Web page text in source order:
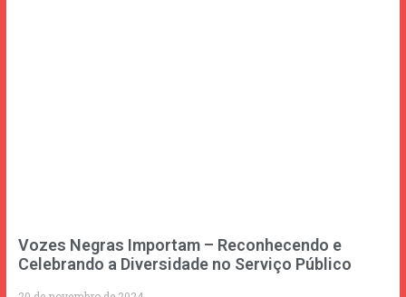
Vozes Negras Importam – Reconhecendo e
Celebrando a Diversidade no Serviço Público